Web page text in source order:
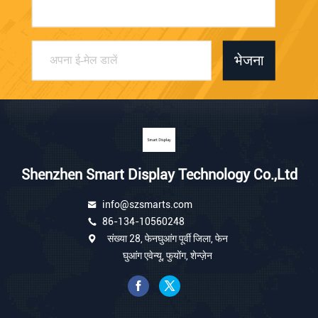
भेजना
Shenzhen Smart Display Technology Co.,Ltd
info@szsmarts.com
86-134-10560248
संख्या 28, फेनघुआंग पूर्वी जिला, फेन
घुआंग एवेन्यू, फुयोंग, शेन्ज़ेन